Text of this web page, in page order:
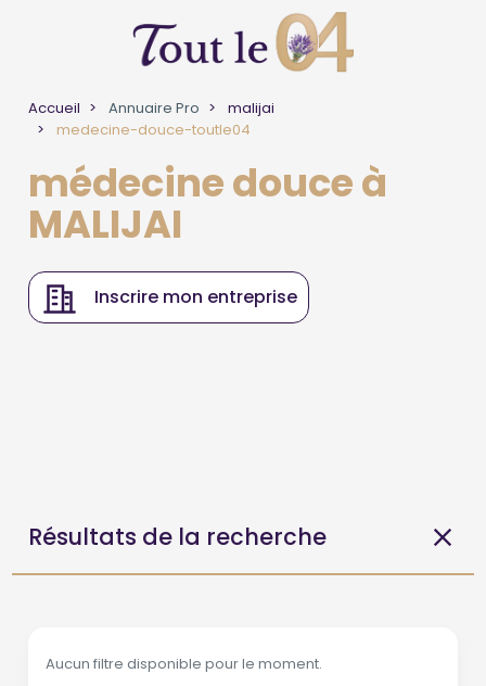
Accueil Annuaire Pro
malijai
medecine-douce-toutle04
médecine douce à
MALIJAI
Inscrire mon entreprise
Résultats de la recherche
Aucun filtre disponible pour le moment.